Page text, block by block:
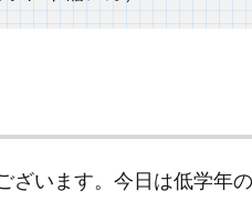
ざいます。今日は低学年